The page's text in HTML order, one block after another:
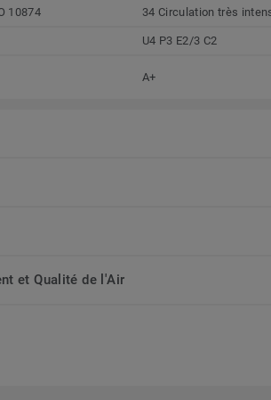
10874 34 Circulation très
U4 P3 E2/3 C2
A+
et Qualité de l'Air